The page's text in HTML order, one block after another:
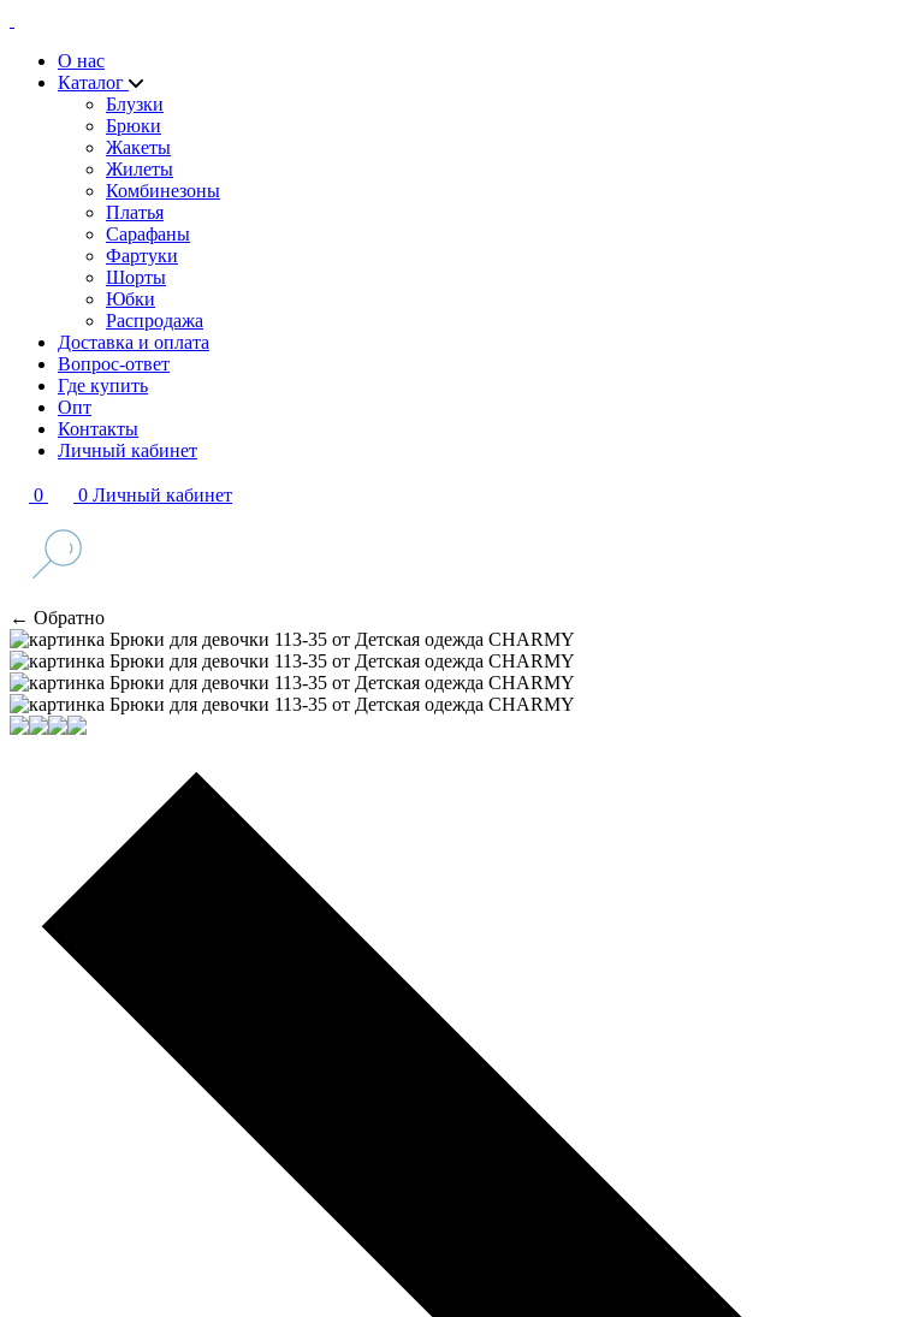
О нас
Каталог
Блузки
Брюки
Жакеты
Жилеты
Комбинезоны
Платья
Сарафаны
Фартуки
Шорты
Юбки
Распродажа
Доставка и оплата
Вопрос-ответ
Где купить
Опт
Контакты
Личный кабинет
0 0 Личный кабинет
← Обратно